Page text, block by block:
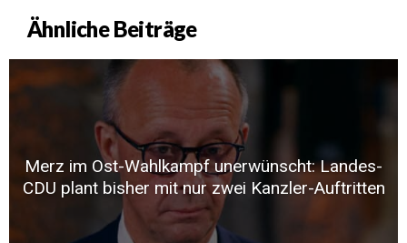
Ähnliche Beiträge
Merz im Ost-Wahlkampf unerwünscht: Landes-
CDU plant bisher mit nur zwei Kanzler-Auftritten